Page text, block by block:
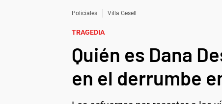
Policiales Villa Gesell
TRAGEDIA
Quién es Dana
en el derrumbe